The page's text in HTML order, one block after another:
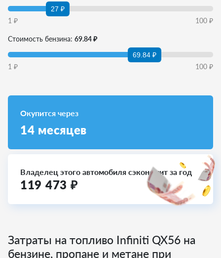
27 ₽
1 ₽ 100 ₽
Стоимость бензина: 69.84 ₽
69.84 ₽
1 ₽ 100 ₽
Окупится через
14 месяцев
Владелец этого автомобиля сэкономит за год
119 473 ₽
Затраты на топливо Infiniti QX56 на
бензине, пропане и метане при